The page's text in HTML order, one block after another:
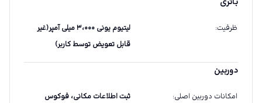
ظرفیت:
لیتیوم یونی ۳،۰۰۰ میلی آمپر(غیر
قابل تعویض توسط کاربر)
دوربین
امکانات دوربین اصلی: ثبت اطلاعات مکانی، فوکوس